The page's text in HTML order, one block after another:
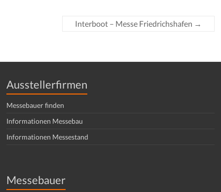
Interboot – Messe Friedrichshafen →
Ausstellerfirmen
Messebauer finden
Informationen Messebau
Informationen Messestand
Messebauer